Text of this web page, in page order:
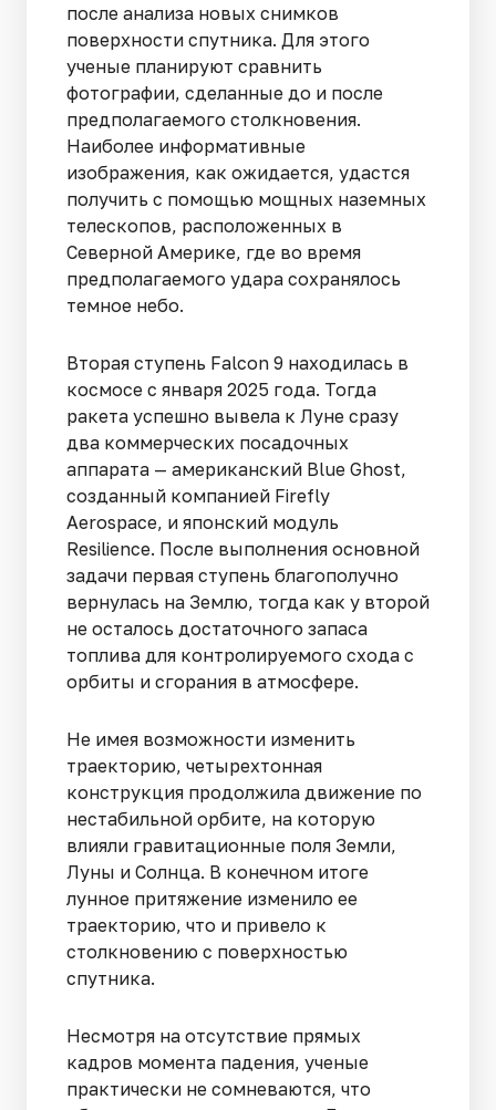
после анализа новых снимков
поверхности спутника. Для этого
ученые планируют сравнить
фотографии, сделанные до и после
предполагаемого столкновения.
Наиболее информативные
изображения, как ожидается, удастся
получить с помощью мощных наземных
телескопов, расположенных в
Северной Америке, где во время
предполагаемого удара сохранялось
темное небо.
Вторая ступень Falcon 9 находилась в
космосе с января 2025 года. Тогда
ракета успешно вывела к Луне сразу
два коммерческих посадочных
аппарата — американский Blue Ghost,
созданный компанией Firefly
Aerospace, и японский модуль
Resilience. После выполнения основной
задачи первая ступень благополучно
вернулась на Землю, тогда как у второй
не осталось достаточного запаса
топлива для контролируемого схода с
орбиты и сгорания в атмосфере.
Не имея возможности изменить
траекторию, четырехтонная
конструкция продолжила движение по
нестабильной орбите, на которую
влияли гравитационные поля Земли,
Луны и Солнца. В конечном итоге
лунное притяжение изменило ее
траекторию, что и привело к
столкновению с поверхностью
спутника.
Несмотря на отсутствие прямых
кадров момента падения, ученые
практически не сомневаются, что